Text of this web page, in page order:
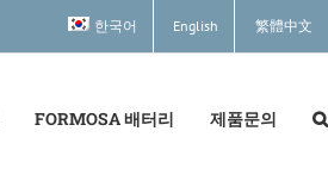
한국어 English 繁體中文
FORMOSA 배터리 제품문의